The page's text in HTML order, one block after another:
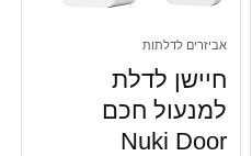
אביזרים לדלתות
חיישן לדלת
למנעול חכם
Nuki Door